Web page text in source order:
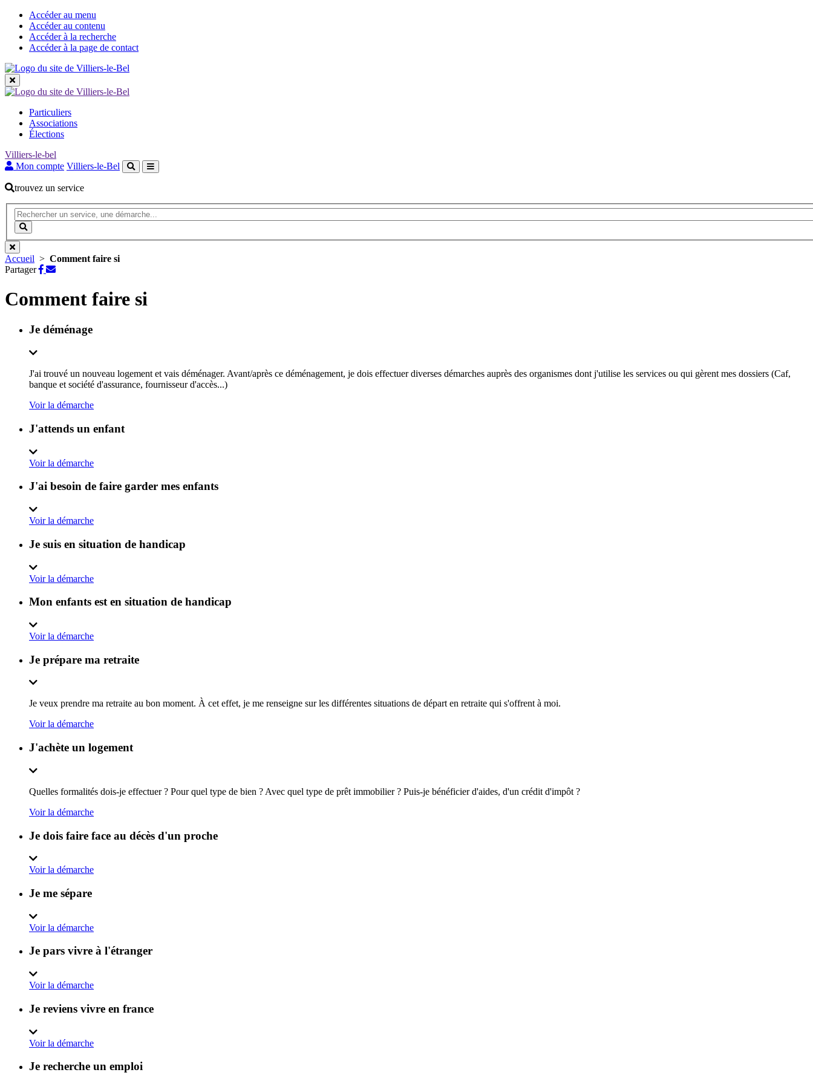
Accéder au menu
Accéder au contenu
Accéder à la recherche
Accéder à la page de contact
grandes
rubriques
Particuliers
Associations
Élections
Villiers-le-bel
Mon compte Villiers-le-Bel
trouvez un service
Recherche
(Mot(s)
clés
de
minimum
3
caractères)
la
Accueil > Comment faire si
Partager
Partager
Partager
mail
Comment faire si
Je déménage
J'ai trouvé un nouveau logement et vais déménager. Avant/après ce déménagement, je dois effectuer diverses démarches auprès des organismes dont j'utilise les services ou qui gèrent mes dossiers (Caf,
banque et société d'assurance, fournisseur d'accès...)
Voir la démarche
J'attends un enfant
Voir la démarche
J'ai besoin de faire garder mes enfants
Voir la démarche
Je suis en situation de handicap
Voir la démarche
Mon enfants est en situation de handicap
Voir la démarche
Je prépare ma retraite
Je veux prendre ma retraite au bon moment. À cet effet, je me renseigne sur les différentes situations de départ en retraite qui s'offrent à moi.
Voir la démarche
J'achète un logement
Quelles formalités dois-je effectuer ? Pour quel type de bien ? Avec quel type de prêt immobilier ? Puis-je bénéficier d'aides, d'un crédit d'impôt ?
Voir la démarche
Je dois faire face au décès d'un proche
Voir la démarche
Je me sépare
Voir la démarche
Je pars vivre à l'étranger
Voir la démarche
Je reviens vivre en france
Voir la démarche
Je recherche un emploi